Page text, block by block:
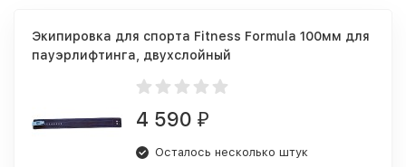
Экипировка для спорта Fitness Formula 100мм для
пауэрлифтинга, двухслойный
4 590 ₽
Осталось несколько штук